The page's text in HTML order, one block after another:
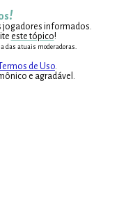
!
jogadores informados.
este tópico!
das atuais moderadoras.
Termos de Uso.
e agradável.